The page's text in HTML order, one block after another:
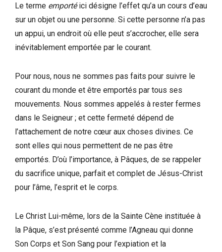
Le terme emportéici désigne l’effet qu’a un cours d’eau
sur un objet ou une personne. Si cette personne n’a pas
un appui, un endroit où elle peut s’accrocher, elle sera
inévitablement emportée par le courant.
Pour nous, nous ne sommes pas faits pour suivre le
courant du monde et être emportés par tous ses
mouvements. Nous sommes appelés à rester fermes
dans le Seigneur ; et cette fermeté dépend de
l’attachement de notre cœur aux choses divines. Ce
sont elles qui nous permettent de ne pas être
emportés. D’où l’importance, à Pâques, de se rappeler
du sacrifice unique, parfait et complet de Jésus-Christ
pour l’âme, l’esprit et le corps.
Le Christ Lui-même, lors de la Sainte Cène instituée à
la Pâque, s’est présenté comme l’Agneau qui donne
Son Corps et Son Sang pour l’expiation et la